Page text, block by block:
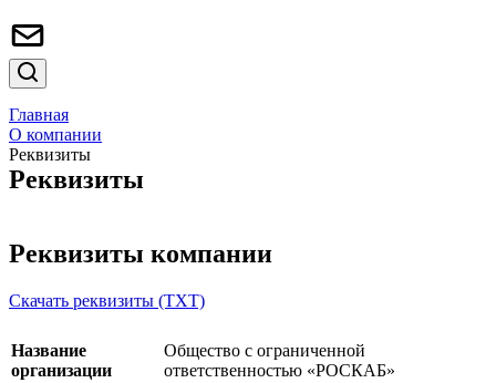
Главная
О компании
Реквизиты
Реквизиты
Реквизиты компании
Скачать реквизиты (TXT)
Название
организации
Общество с ограниченной
ответственностью «РОСКАБ»